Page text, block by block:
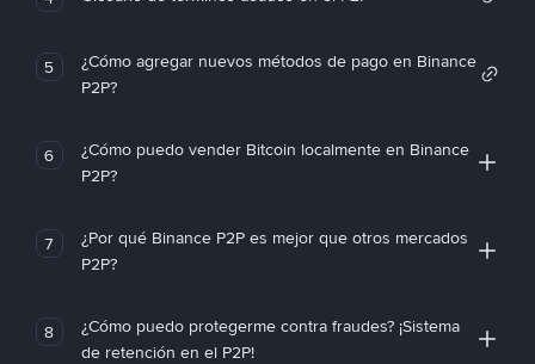
5
¿Cómo agregar nuevos métodos de pago en Binance
P2P?
6
¿Cómo puedo vender Bitcoin localmente en Binance
P2P?
7
¿Por qué Binance P2P es mejor que otros mercados
P2P?
8
¿Cómo puedo protegerme contra fraudes? ¡Sistema
de retención en el P2P!